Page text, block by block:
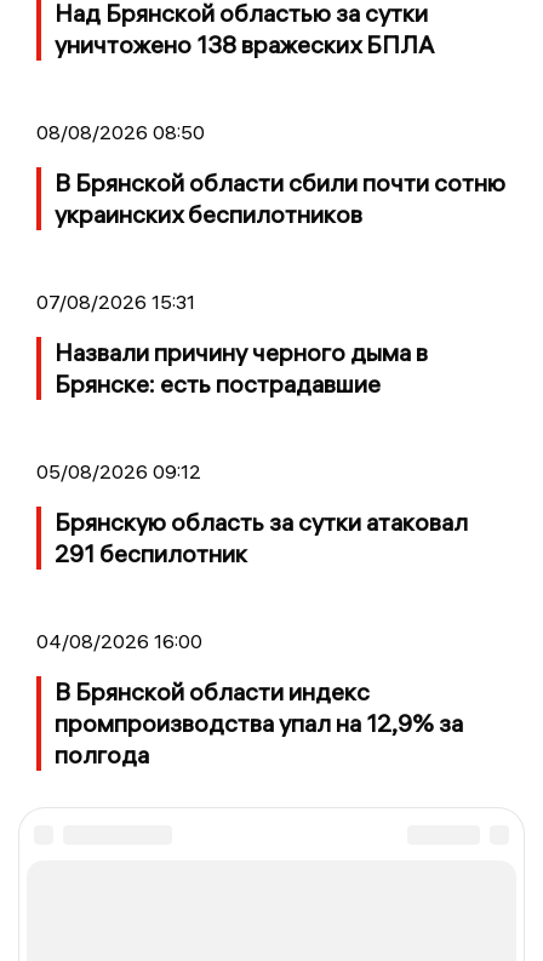
Над Брянской областью за сутки
уничтожено 138 вражеских БПЛА
08/08/2026 08:50
В Брянской области сбили почти сотню
украинских беспилотников
07/08/2026 15:31
Назвали причину черного дыма в
Брянске: есть пострадавшие
05/08/2026 09:12
Брянскую область за сутки атаковал
291 беспилотник
04/08/2026 16:00
В Брянской области индекс
промпроизводства упал на 12,9% за
полгода